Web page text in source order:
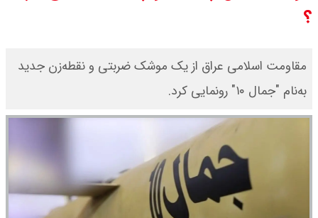
اجتماعی پرداخت نمی شود؟
جزئیات عرضه اولیه احیا در فرابورس
؟
مقاومت اسلامی عراق از یک موشک ضربتی و نقطه‌زن جدید
به‌نام "جمال ۱۰" رونمایی کرد.